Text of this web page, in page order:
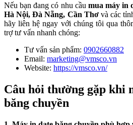
Nếu bạn đang có nhu cầu mua máy in
Hà Nội, Đà Nẵng, Cần Thơvà các
hãy liên hệ ngay với chúng tôi qua
trợ tư vấn nhanh chóng:
Tư vấn sản phẩm: 0902660882
Email: marketing@vmsco.vn
Website: https://vmsco.vn/
Câu hỏi thường gặp khi
băng chuyền